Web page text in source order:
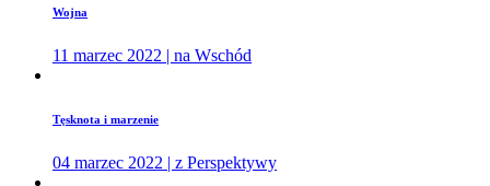
Wojna
11 marzec 2022 | na Wschód
Tęsknota i marzenie
04 marzec 2022 | z Perspektywy